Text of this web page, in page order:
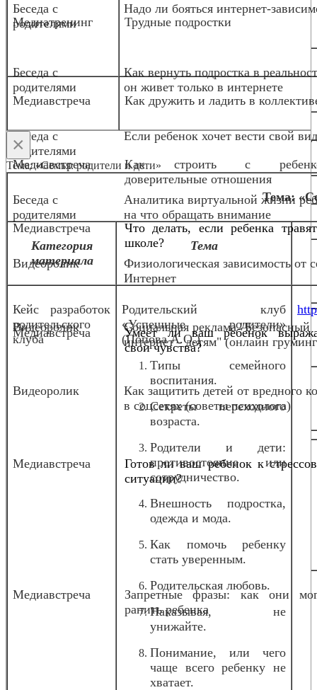
Беседа с
родителями
Надо ли бояться интернет-
Беседа с
родителями
Как вернуть подростка в
он живет только в интернете
Беседа с
родителями
Если ребенок хочет вести свой
Беседа с
родителями
Аналитика виртуальной жизни
на что обращать внимание
Видеоролик
Физиологическая зависимость от
Интернет
Видеоролик
Социальная реклама "Безопасный
интернет - детям" (онлайн
Видеоролик
Как защитить детей от вредного
в соцсетях (советы психолога)
Медиатренинг Трудные подростки
Медиавстреча Как дружить и ладить в
Медиавстреча
Как строить с
доверительные отношения
Медиавстреча
Что делать, если ребенка
школе?
Медиавстреча
Умеет ли ваш ребенок
свои чувства?
Медиавстреча
Готов ли ваш ребенок к
ситуации?
Медиавстреча
Запретные фразы: как они
ранить ребенка
×
Тема: «Семья: родители и дети»
Тема:
Категория
материала
Тема
Кейс разработок
родительского
клуба
Родительский клуб
«Успешные родители»
(Попова А.О.)
Типы семейного
воспитания.
Секреты переходного
возраста.
Родители и дети:
противостояние или
сотрудничество.
Внешность подростка,
одежда и мода.
Как помочь ребенку
стать уверенным.
Родительская любовь.
Наказывая, не
унижайте.
Понимание, или чего
чаще всего ребенку не
хватает.